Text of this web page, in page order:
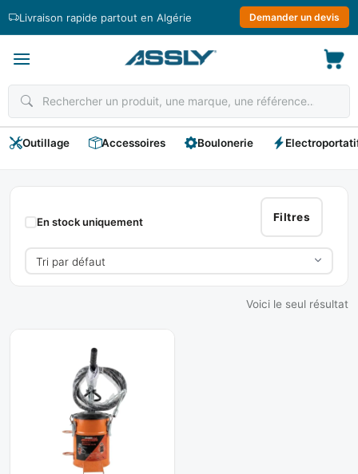
Livraison rapide partout en Algérie Demander un devis
Outillage Accessoires Boulonerie
RAIDER
MAX
Filtres
En stock uniquement
Voici le seul résultat